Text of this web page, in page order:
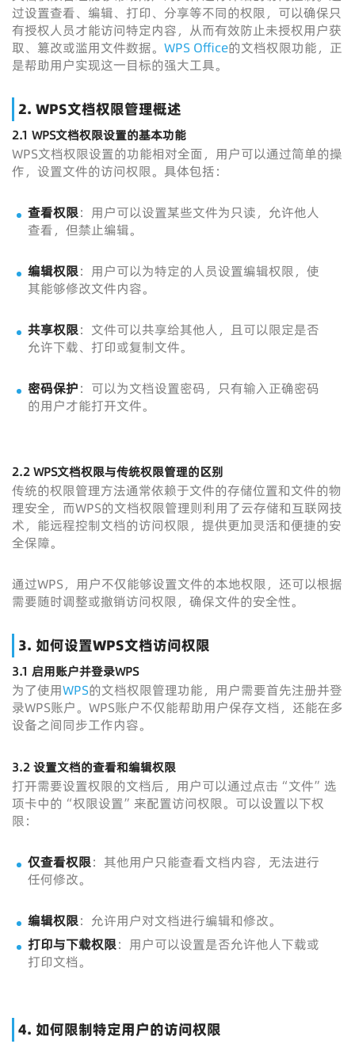
过设置查看、编辑、打印、分享等不同的权限，可以确保只
有授权人员才能访问特定内容，从而有效防止未授权用户获
取、篡改或滥用文件数据。 WPS Office的文档权限功能，正
是帮助用户实现这一目标的强大工具。
2. WPS文档权限管理概述
2.1 WPS文档权限设置的基本功能
WPS文档权限设置的功能相对全面，用户可以通过简单的操
作，设置文件的访问权限。具体包括：
查看权限：用户可以设置某些文件为只读，允许他人
查看，但禁止编辑。
编辑权限：用户可以为特定的人员设置编辑权限，使
其能够修改文件内容。
共享权限：文件可以共享给其他人，且可以限定是否
允许下载、打印或复制文件。
密码保护：可以为文档设置密码，只有输入正确密码
的用户才能打开文件。
2.2WPS文档权限与传统权限管理的区别
传统的权限管理方法通常依赖于文件的存储位置和文件的物
理安全，而WPS的文档权限管理则利用了云存储和互联网技
术，能远程控制文档的访问权限，提供更加灵活和便捷的安
全保障。
通过WPS，用户不仅能够设置文件的本地权限，还可以根据
需要随时调整或撤销访问权限，确保文件的安全性。
3. 如何设置WPS文档访问权限
3.1 启用账户并登录WPS
为了使用WPS的文档权限管理功能，用户需要首先注册并登
录WPS账户。WPS账户不仅能帮助用户保存文档，还能在多
设备之间同步工作内容。
3.2设置文档的查看和编辑权限
打开需要设置权限的文档后，用户可以通过点击“文件”选
项卡中的“权限设置”来配置访问权限。可以设置以下权
限：
仅查看权限：其他用户只能查看文档内容，无法进行
任何修改。
编辑权限：允许用户对文档进行编辑和修改。
打印与下载权限：用户可以设置是否允许他人下载或
打印文档。
4. 如何限制特定用户的访问权限